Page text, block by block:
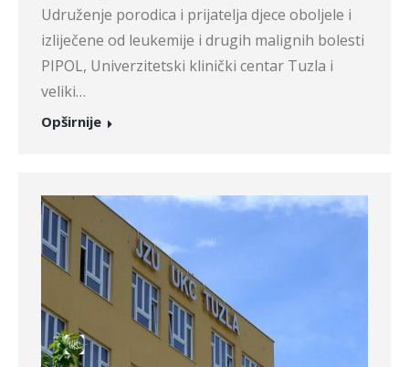
Udruženje porodica i prijatelja djece oboljele i
izliječene od leukemije i drugih malignih bolesti
PIPOL, Univerzitetski klinički centar Tuzla i
veliki…
Opširnije